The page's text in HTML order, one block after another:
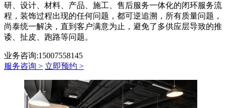
研、设计、材料、产品、施工、售后服务一体化的闭环服务流
程，装饰过程出现的任何问题，都可逆追溯，所有质量问题，
尚泰统一解决，直到客户满意为止，避免了多供应层导致的推
诿、扯皮、跑路等问题。
业务咨询:15007558145
服务咨询 > 立即预约 >